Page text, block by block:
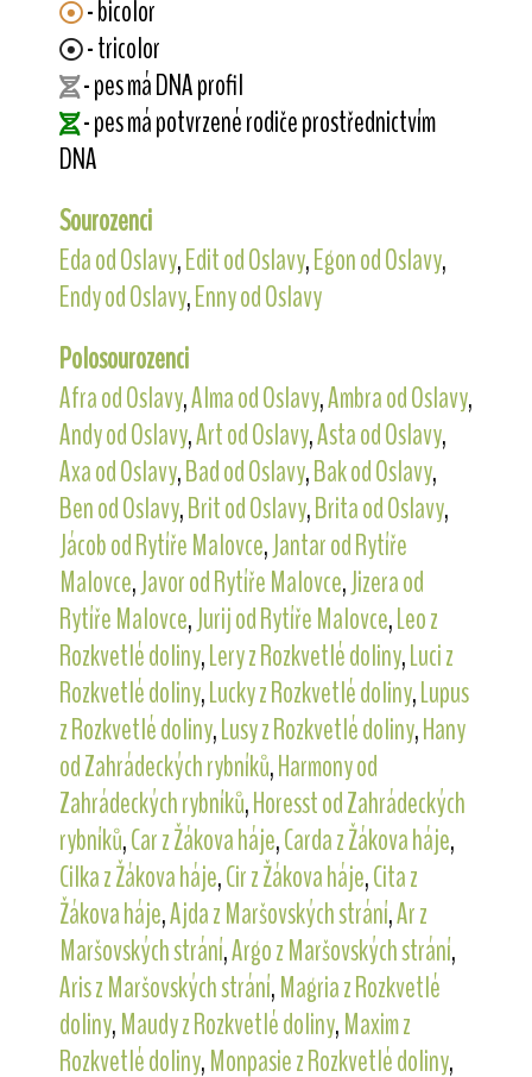
- bicolor
- tricolor
- pes má DNA profil
- pes má potvrzené rodiče prostřednictvím
DNA
Sourozenci
Eda od Oslavy,Edit od Oslavy,Egon od Oslavy,
Endy od Oslavy,Enny od Oslavy
Polosourozenci
Afra od Oslavy,Alma od Oslavy,Ambra od Oslavy,
Andy od Oslavy,Art od Oslavy,Asta od Oslavy,
Axa od Oslavy,Bad od Oslavy,Bak od Oslavy,
Ben od Oslavy,Brit od Oslavy,Brita od Oslavy,
Jácob od Rytíře Malovce,Jantar od Rytíře
Malovce,Javor od Rytíře Malovce,Jizera od
Rytíře Malovce,Jurij od Rytíře Malovce,Leo z
Rozkvetlé doliny,Lery z Rozkvetlé doliny,Luci z
Rozkvetlé doliny,Lucky z Rozkvetlé doliny,Lupus
z Rozkvetlé doliny,Lusy z Rozkvetlé doliny,Hany
od Zahrádeckých rybníků,Harmony od
Zahrádeckých rybníků,Horesst od Zahrádeckých
rybníků,Car z Žákova háje,Carda z Žákova háje,
Cilka z Žákova háje,Cir z Žákova háje,Cita z
Žákova háje,Ajda z Maršovských strání,Ar z
Maršovských strání,Argo z Maršovských strání,
Aris z Maršovských strání,Magria z Rozkvetlé
doliny,Maudy z Rozkvetlé doliny,Maxim z
Rozkvetlé doliny,Monpasie z Rozkvetlé doliny,